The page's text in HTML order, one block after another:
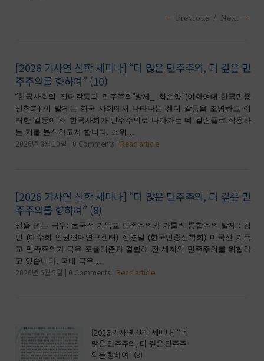
Previous Next
[2026 기사연 신학 세미나] “더 많은 민주주의, 더 깊은 민
주주의를 향하여” (10)
“한국사회의 젠더갈등과 민주주의”발제_ 최순양 (이화여대·한국민중
신학회) 이 발제는 한국 사회에서 나타나는 젠더 갈등을 조명하고 이
러한 갈등이 왜 한국사회가 민주주의로 나아가는 데 걸림돌로 작용하
는 지를 분석하고자 합니다. 소위…
2026년 8월 10일 0 Comments Read article
[2026 기사연 신학 세미나] “더 많은 민주주의, 더 깊은 민
주주의를 향하여” (8)
선을 넘는 극우: 초국적 기독교 민족주의와 가톨릭 통합주의 발제 : 김
민 (예수회 인권연대연구센터) 정경일 (한국민중신학회) 미국산 기독
교 민족주의가 극우 포퓰리즘과 결합해 전 세계의 민주주의를 위협하
고 있습니다. 국내 극우…
2026년 6월 5일 0 Comments Read article
[2026 기사연 신학 세미나] “더
많은 민주주의, 더 깊은 민주주
의를 향하여” (9)